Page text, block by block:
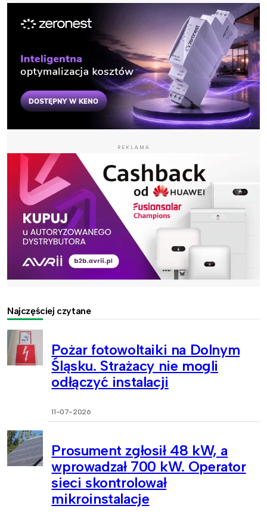
REKLAMA
Najczęściej czytane
Pożar fotowoltaiki na Dolnym
Śląsku. Strażacy nie mogli
odłączyć instalacji
11-07-2026
Prosument zgłosił 48 kW, a
wprowadzał 700 kW. Operator
sieci skontrolował
mikroinstalacje